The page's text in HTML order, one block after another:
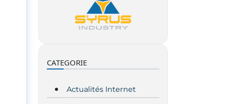
CATEGORIE
Actualités Internet